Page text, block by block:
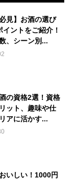
見】お酒の選び
イントをご紹介！
、シーン別...
の資格2選！資格
ット、趣味や仕
アに活かす...
いしい！1000円